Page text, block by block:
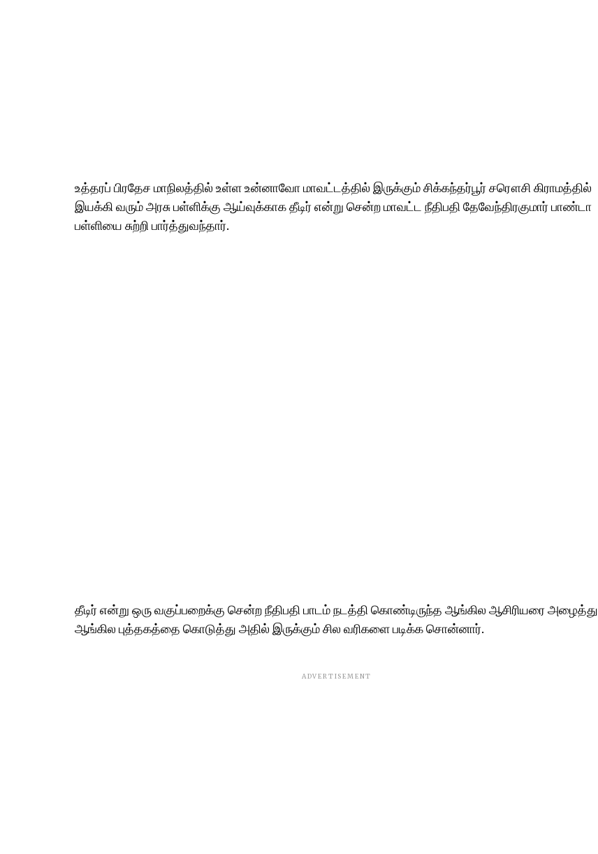
உத்தரப் பிரதேச மாநிலத்தில் உள்ள உன்னாவோ மாவட்டத்தில் இருக்கும் சிக்கந்தர்பூர் சரௌசி கிராமத்தில்
இயக்கி வரும் அரசு பள்ளிக்கு ஆய்வுக்காக தீடிர் என்று சென்ற மாவட்ட நீதிபதி தேவேந்திரகுமார் பாண்டா
பள்ளியை சுற்றி பார்த்துவந்தார்.
தீடிர் என்று ஒரு வகுப்பறைக்கு சென்ற நீதிபதி பாடம் நடத்தி கொண்டிருந்த ஆங்கில ஆசிரியரை அழைத்து
ஆங்கில புத்தகத்தை கொடுத்து அதில் இருக்கும் சில வரிகளை படிக்க சொன்னார்.
ADVERTISEMENT